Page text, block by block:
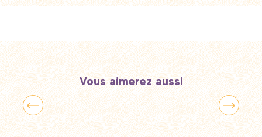
Vous aimerez aussi
Week-end en ville(s)